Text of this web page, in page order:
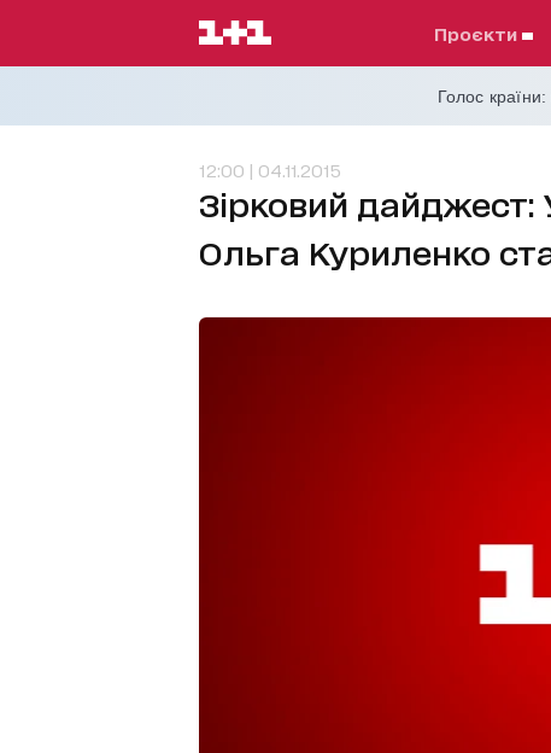
проєкти
Голос країни:
12:00 | 04.11.2015
Зірковий дайджест:
Ольга Куриленко